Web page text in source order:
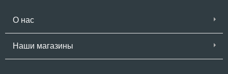
О нас
Наши магазины